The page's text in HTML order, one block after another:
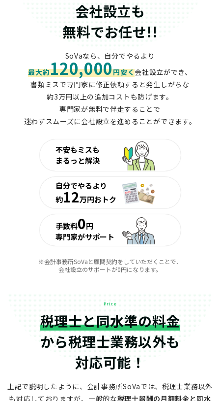
会社設立も
無料でお任せ!!
SoVaなら、自分でやるより
最大約120,000円安く会社設立ができ、
書類ミスで専門家に修正依頼すると発生しがちな
約3万円以上の追加コストも防げます。
専門家が無料で伴走することで
迷わずスムーズに会社設立を進めることができます。
不安もミスも
まるっと解決
自分でやるより
約12万円おトク
手数料0円
専門家がサポート
※会計事務所SoVaと顧問契約をしていただくことで、
会社設立のサポートが0円になります。
Price
税理士と同水準の料金
から税理士業務以外も
対応可能！
上記で説明したように、会計事務所SoVaでは、税理士業務以外
も対応しておりますが、 一般的な税理士報酬の月額料金と同水